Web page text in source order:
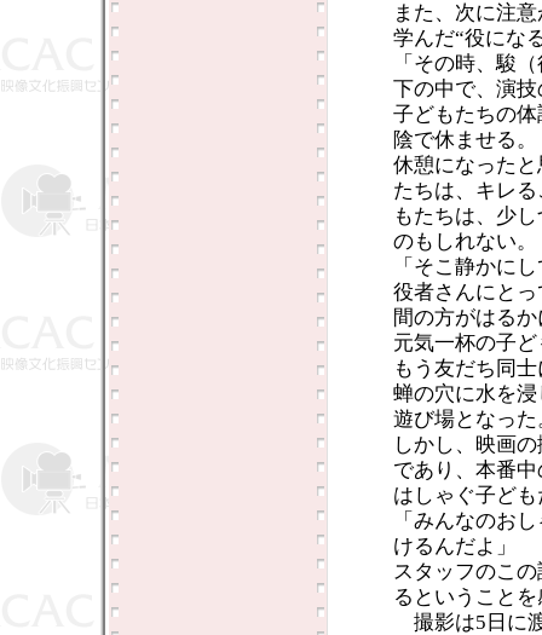
また、次に注
学んだ“役にな
「その時、駿
下の中で、演
子どもたちの
陰で休ませる。
休憩になった
たちは、キレ
もたちは、少
のもしれない。
「そこ静かに
役者さんにと
間の方がはる
元気一杯の子
もう友だち同
蝉の穴に水を
遊び場となった
しかし、映画
であり、本番
はしゃぐ子ど
「みんなのお
けるんだよ」
スタッフのこ
るということ
撮影は5日に